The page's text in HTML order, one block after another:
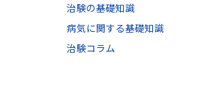
治験の基礎知識
病気に関する基礎知識
治験コラム